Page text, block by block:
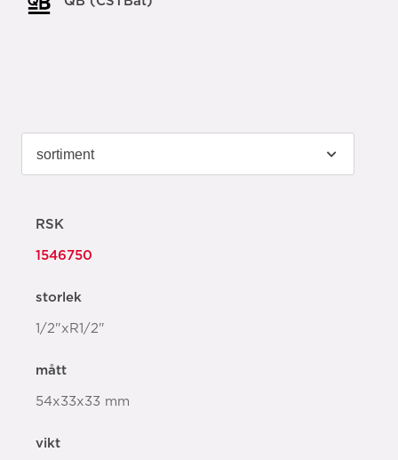
RSK
1546750
storlek
1/2"xR1/2"
mått
54x33x33 mm
vikt